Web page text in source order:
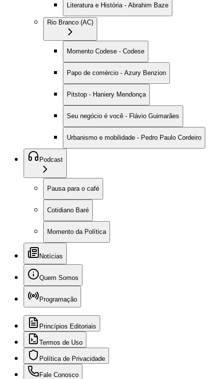
Literatura e História - Abrahim Baze
Rio Branco (AC)
Momento Codese - Codese
Papo de comércio - Azury Benzion
Pitstop - Haniery Mendonça
Seu negócio é você - Flávio Guimarães
Urbanismo e mobilidade - Pedro Paulo Cordeiro
Podcast
Pausa para o café
Cotidiano Baré
Momento da Política
Notícias
Quem Somos
Programação
Princípios Editoriais
Termos de Uso
Política de Privacidade
Fale Conosco